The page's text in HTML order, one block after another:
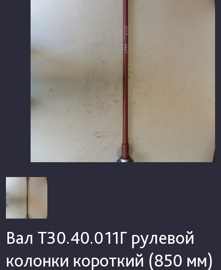
Вал Т30.40.011Г рулевой
колонки короткий (850 мм)